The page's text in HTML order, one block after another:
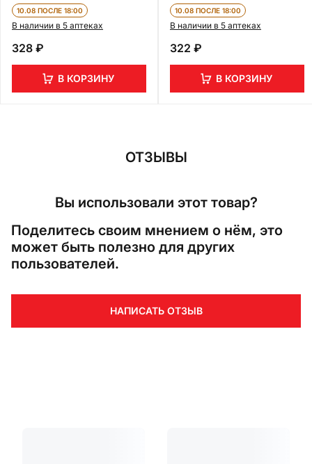
10.08 ПОСЛЕ 18:00
В наличии в 5 аптеках
328 ₽
В КОРЗИНУ
10.08 ПОСЛЕ 18:00
В наличии в 5 аптеках
322 ₽
В КОРЗИНУ
ОТЗЫВЫ
Вы использовали этот товар?
Поделитесь своим мнением о нём, это
может быть полезно для других
пользователей.
НАПИСАТЬ ОТЗЫВ